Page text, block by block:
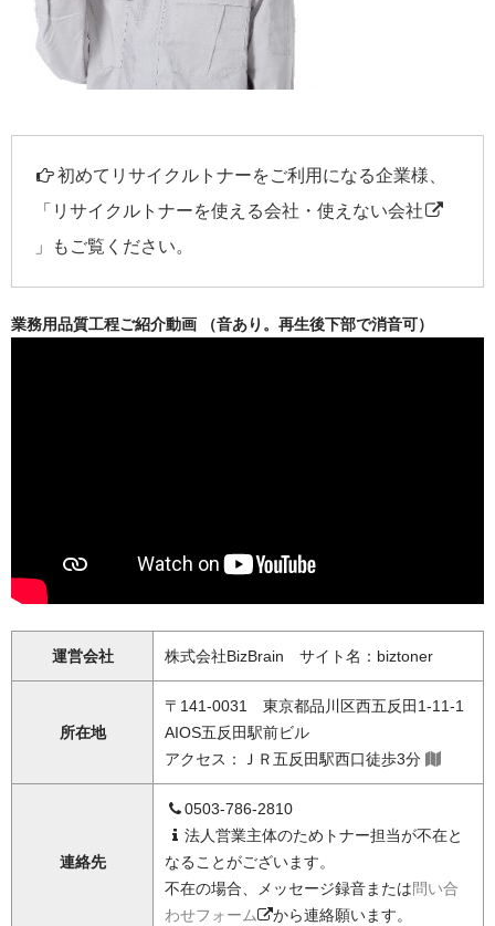
初めてリサイクルトナーをご利用になる企業様、
「 リサイクルトナーを使える会社・使えない会社
」もご覧ください。
業務用品質工程ご紹介動画 （音あり。再生後下部で消音可）
運営会社 株式会社BizBrain サイト名：biztoner
所在地
〒141-0031 東京都品川区西五反田1-11-1
AIOS五反田駅前ビル
アクセス：ＪＲ五反田駅西口徒歩3分
連絡先
0503-786-2810
法人営業主体のためトナー担当が不在と
なることがございます。
不在の場合、メッセージ録音または問い合
わせフォーム
から連絡願います。